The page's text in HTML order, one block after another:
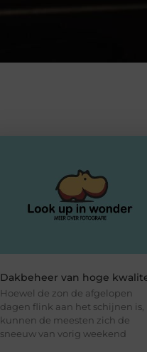
Dakbeheer van hoge
Hoewel de zon de afgelopen
dagen flink aan het schijnen is,
kunnen de meesten zich de
sneeuw van vorig weekend